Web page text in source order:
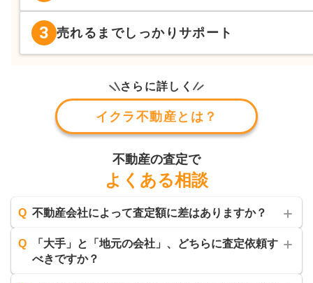
3 売れるまでしっかりサポート
さらに詳しく
イクラ不動産とは？
不動産の査定で
よくある相談
Q 不動産会社によって査定額に差はありますか？
Q
「大手」と「地元の会社」、どちらに査定依頼す
べきですか？